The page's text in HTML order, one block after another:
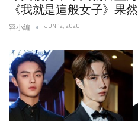
《我就是這般女子》果
容小編 JUN 12, 2020